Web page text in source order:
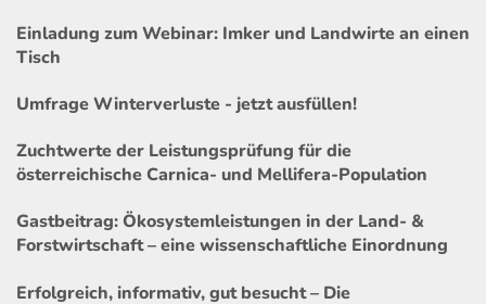
Einladung zum Webinar: Imker und Landwirte an einen
Tisch
Umfrage Winterverluste - jetzt ausfüllen!
Zuchtwerte der Leistungsprüfung für die
österreichische Carnica- und Mellifera-Population
Gastbeitrag: Ökosystemleistungen in der Land- &
Forstwirtschaft – eine wissenschaftliche Einordnung
Erfolgreich, informativ, gut besucht – Die